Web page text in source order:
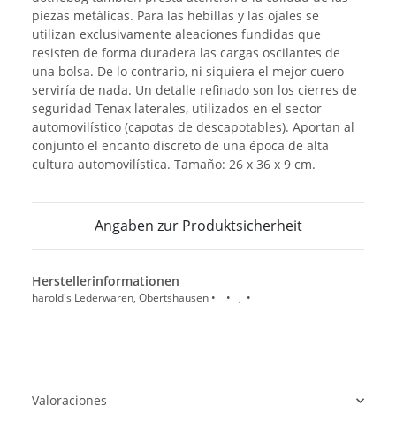
piezas metálicas. Para las hebillas y las ojales se
utilizan exclusivamente aleaciones fundidas que
resisten de forma duradera las cargas oscilantes de
una bolsa. De lo contrario, ni siquiera el mejor cuero
serviría de nada. Un detalle refinado son los cierres de
seguridad Tenax laterales, utilizados en el sector
automovilístico (capotas de descapotables). Aportan al
conjunto el encanto discreto de una época de alta
cultura automovilística. Tamaño: 26 x 36 x 9 cm.
Angaben zur Produktsicherheit
Herstellerinformationen
harold's Lederwaren, Obertshausen • • , •
Valoraciones